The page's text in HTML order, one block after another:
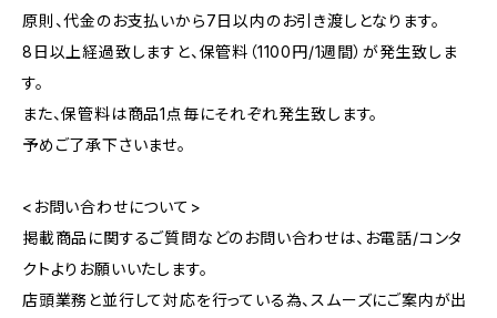
原則、代金のお支払いから7日以内のお引き渡しとなります。
8日以上経過致しますと、保管料（1100円/1週間）が発生致しま
す。
また、保管料は商品1点毎にそれぞれ発生致します。
予めご了承下さいませ。
<お問い合わせについて>
掲載商品に関するご質問などのお問い合わせは、お電話/コンタ
クトよりお願いいたします。
店頭業務と並行して対応を行っている為、スムーズにご案内が出